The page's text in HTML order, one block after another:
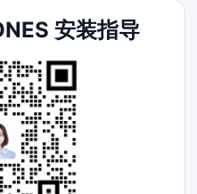
安装指导